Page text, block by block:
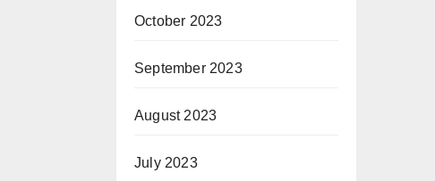
October 2023
September 2023
August 2023
July 2023